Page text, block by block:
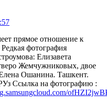
прямое отношение к
Редкая фотография
Елизавета
Жемчужниковых, двое
Ошанина. Ташкент.
Ссылка на фотографию :